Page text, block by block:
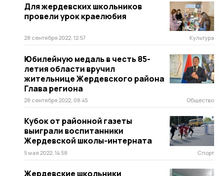
Для жердевских школьников
провели урок краелюбия
28 сентября 2022, 12:57 Культура
Юбилейную медаль в честь 85-
летия области вручил
жительнице Жердевского района
Глава региона
28 сентября 2022, 08:45 Общество
Кубок от районной газеты
выиграли воспитанники
Жердевской школы-интерната
5 мая 2022, 14:58 Спорт
Жердевские школьники